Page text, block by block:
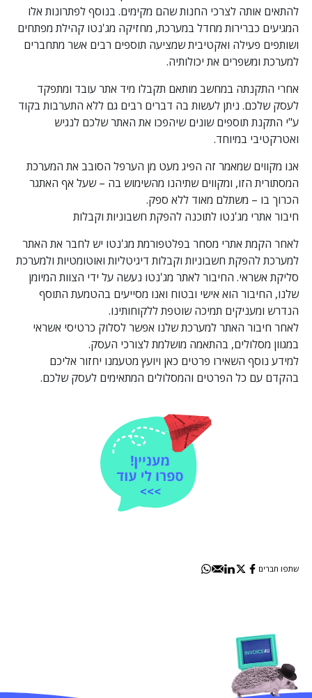
להתאים אותה לצרכי החנות שהם מקימים. בנוסף לפתרונות אלו
המגיעים כברירות מחדל במערכת, מחזיקה מג'נטו קהילת מפתחים
ושותפים פעילה ואקטיבית שמציעה תוספים רבים אשר מתחברים
למערכת ומשפרים את יכולותיה.
אחרי התקנתה במחשב מותאם תקבלו מיד אתר עובד ומתפקד
לעסק שלכם. ניתן לעשות בה דברים רבים גם ללא התערבות בקוד
ע"י התקנת תוספים שונים שיהפכו את האתר שלכם לנגיש
ואטרקטיבי במיוחד.
אנו מקווים שמאמר זה הפיג מעט מן הערפל הסובב את המערכת
המסתורית הזו, ומקווים שתיהנו מהשימוש בה – שעל אף האתגר
הכרוך בו – משתלם מאוד ללא ספק.
חיבור אתרי מג'נטו לתוכנה להפקת חשבוניות וקבלות
לאחר הקמת אתרי מסחר בפלטפורמת מג'נטו יש לחבר את האתר
למערכת להפקת חשבוניות וקבלות דיגיטליות ואוטומטיות ולמערכת
סליקת אשראי. החיבור לאתר מג'נטו נעשה על ידי הצוות המיומן
שלנו, החיבור הוא אישי ובטוח ואנו מסייעים בהטמעת התוסף
הנדרש ומעניקים תמיכה שוטפת ללקוחותינו.
לאחר חיבור האתר למערכת שלנו אפשר לסלוק כרטיסי אשראי
במגוון מסלולים, בהתאמה מושלמת לצורכי העסק.
למידע נוסף השאירו פרטים כאן ויועץ מטעמנו יחזור אליכם
בהקדם עם כל הפרטים והמסלולים המתאימים לעסק שלכם.
שתפו חברים